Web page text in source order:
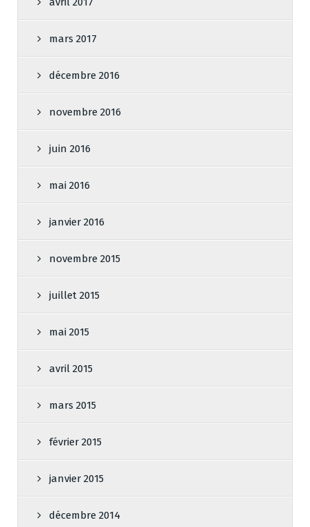
mars 2017
décembre 2016
novembre 2016
juin 2016
mai 2016
janvier 2016
novembre 2015
juillet 2015
mai 2015
avril 2015
mars 2015
février 2015
janvier 2015
décembre 2014